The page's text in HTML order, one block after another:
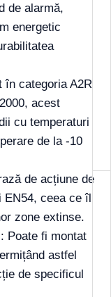
de alarmă,
energetic
în categoria A2R
acest
cu temperaturi
de la -10
de acțiune de
EN54, ceea ce îl
zone extinse.
: Poate fi montat
astfel
de specificul